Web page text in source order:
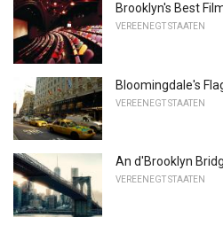
Brooklyn's Best
VEREENEGT STAATEN
Bloomingdale's
VEREENEGT STAATEN
An d'Brooklyn
VEREENEGT STAATEN